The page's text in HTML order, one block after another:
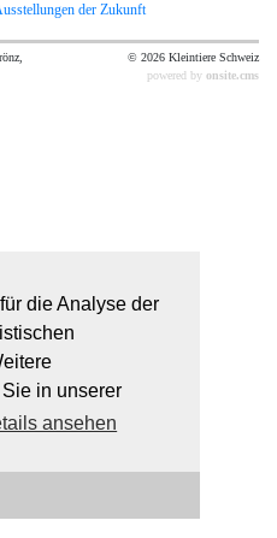
die Analyse der
in unserer
ansehen
der Zukunft
© 2026 Kleintiere Schweiz
powered by onsite.cms